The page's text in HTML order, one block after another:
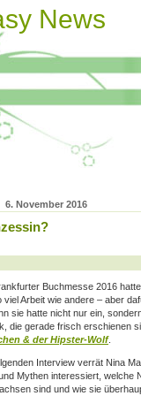
News
6. November 2016
Buchmesse 2016 hatte
viel Arbeit wie andere – aber
sie hatte nicht nur ein,
die gerade frisch erschienen
& der Hipster-Wolf.
Interview verrät Nina
Mythen interessiert, welche
sind und wie sie